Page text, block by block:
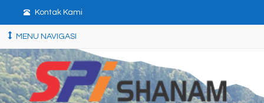
Kontak Kami
MENU NAVIGASI